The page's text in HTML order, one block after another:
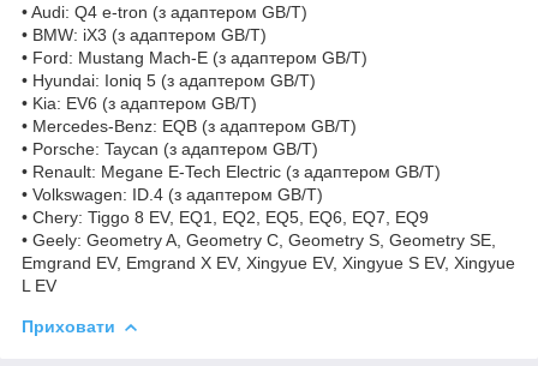
• Audi: Q4 e-tron (з адаптером GB/T)
• BMW: iX3 (з адаптером GB/T)
• Ford: Mustang Mach-E (з адаптером GB/T)
• Hyundai: Ioniq 5 (з адаптером GB/T)
• Kia: EV6 (з адаптером GB/T)
• Mercedes-Benz: EQB (з адаптером GB/T)
• Porsche: Taycan (з адаптером GB/T)
• Renault: Megane E-Tech Electric (з адаптером GB/T)
• Volkswagen: ID.4 (з адаптером GB/T)
• Chery: Tiggo 8 EV, EQ1, EQ2, EQ5, EQ6, EQ7, EQ9
• Geely: Geometry A, Geometry C, Geometry S, Geometry SE,
Emgrand EV, Emgrand X EV, Xingyue EV, Xingyue S EV, Xingyue
L EV
Приховати